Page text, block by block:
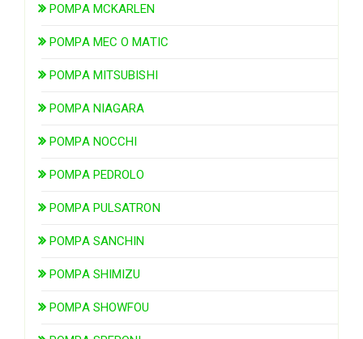
POMPA MCKARLEN
POMPA MEC O MATIC
POMPA MITSUBISHI
POMPA NIAGARA
POMPA NOCCHI
POMPA PEDROLO
POMPA PULSATRON
POMPA SANCHIN
POMPA SHIMIZU
POMPA SHOWFOU